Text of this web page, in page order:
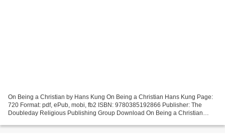
On Being a Christian by Hans Kung On Being a Christian Hans Kung Page:
720 Format: pdf, ePub, mobi, fb2 ISBN: 9780385192866 Publisher: The
Doubleday Religious Publishing Group Download On Being a Christian